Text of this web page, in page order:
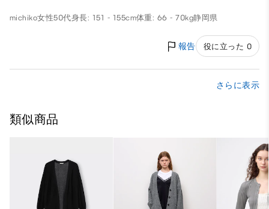
michiko女性50代身長: 151 - 155cm体重: 66 - 70kg静岡県
報告 役に立った 0
さらに表示
類似商品